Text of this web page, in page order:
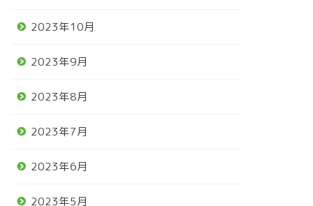
2023年10月
2023年9月
2023年8月
2023年7月
2023年6月
2023年5月